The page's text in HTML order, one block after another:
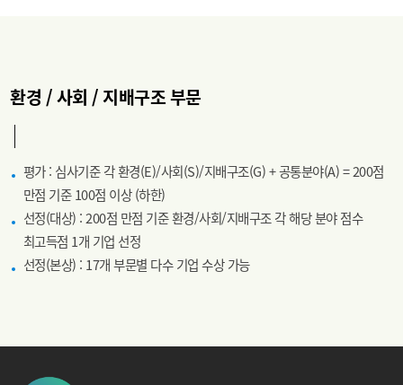
환경 / 사회 / 지배구조 부문
평가 : 심사기준 각 환경(E)/사회(S)/지배구조(G) + 공통분야(A) = 200점
만점 기준 100점 이상 (하한)
선정(대상) : 200점 만점 기준 환경/사회/지배구조 각 해당 분야 점수
최고득점 1개 기업 선정
선정(본상) : 17개 부문별 다수 기업 수상 가능